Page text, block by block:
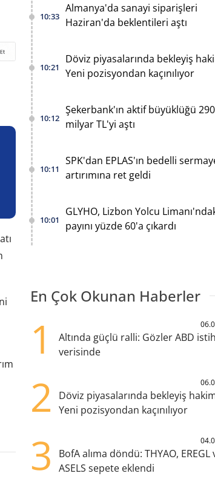
10:33
Almanya'da sanayi siparişleri
Haziran'da beklentileri aştı
10:21
Döviz piyasalarında bekleyiş
Yeni pozisyondan kaçınılıyor
10:12
Şekerbank'ın aktif büyüklüğü 290
milyar TL'yi aştı
10:11
SPK'dan EPLAS'ın bedelli
artırımına ret geldi
10:01
GLYHO, Lizbon Yolcu
payını yüzde 60'a çıkardı
En Çok Okunan Haberler
1
Altında güçlü ralli: Gözler ABD
verisinde
2
Döviz piyasalarında bekleyiş
Yeni pozisyondan kaçınılıyor
3
BofA alıma döndü: THYAO, EREGL
ASELS sepete eklendi